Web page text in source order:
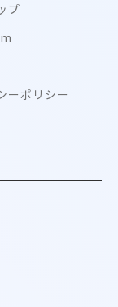
プ
ーポリシー